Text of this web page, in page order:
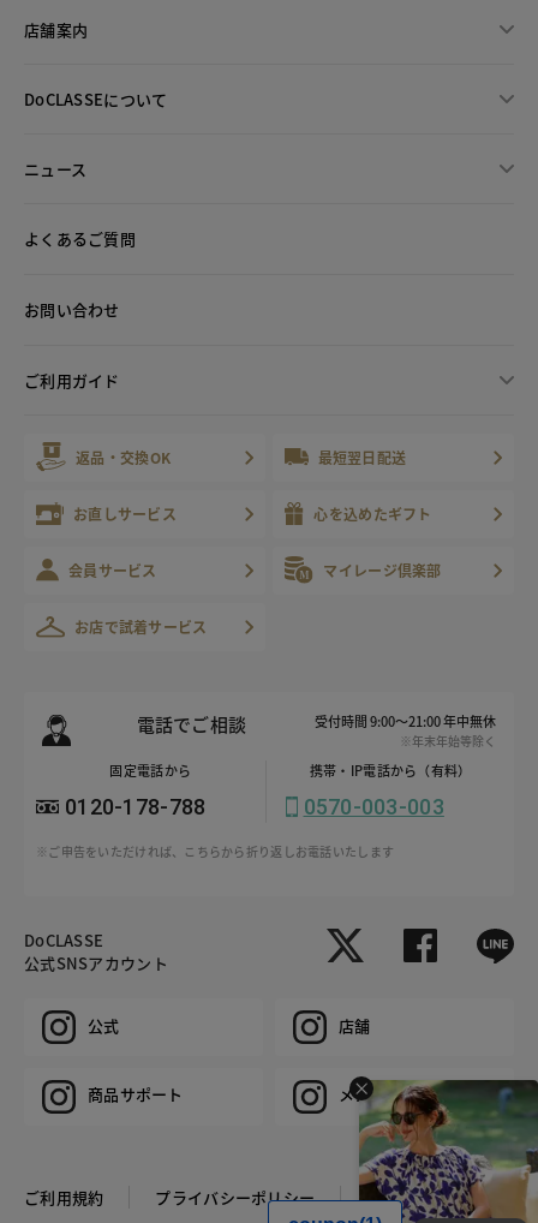
店舗案内
DoCLASSEについて
ニュース
よくあるご質問
お問い合わせ
ご利用ガイド
返品・交換OK 最短翌日配送
お直しサービス 心を込めたギフト
会員サービス マイレージ倶楽部
お店で試着サービス
電話でご相談 受付時間 9:00～21:00 年中無休
※年末年始等除く
固定電話から
0120-178-788
携帯・IP電話から（有料）
0570-003-003
※ご申告をいただければ、こちらから折り返しお電話いたします
DoCLASSE
公式SNSアカウント
公式 店舗
商品サポート メンズ
ご利用規約 プライバシーポリシー